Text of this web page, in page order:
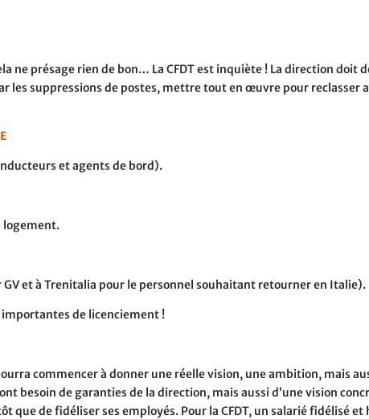
ne présage rien de bon… La CFDT est inquiète ! La direction doit
les suppressions de postes, mettre tout en œuvre pour reclasser
et agents de bord).
logement.
et à Trenitalia pour le personnel souhaitant retourner en Italie).
de licenciement !
commencer à donner une réelle vision, une ambition, mais
besoin de garanties de la direction, mais aussi d’une vision
de fidéliser ses employés. Pour la CFDT, un salarié fidélisé